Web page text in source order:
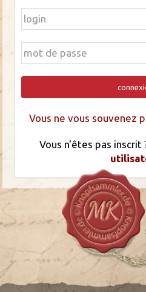
Vous ne vous souvenez
Vous n'êtes pas inscrit